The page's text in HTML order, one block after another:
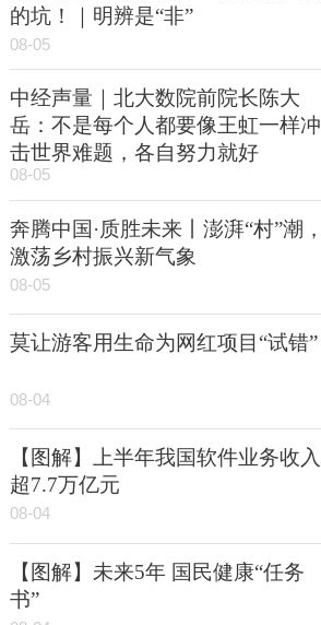
的坑！｜明辨是“非”
08-05
中经声量｜北大数院前院长陈大
岳：不是每个人都要像王虹一样冲
击世界难题，各自努力就好
08-05
奔腾中国·质胜未来丨澎湃“村”潮，
激荡乡村振兴新气象
08-05
莫让游客用生命为网红项目“试错”
08-04
【图解】上半年我国软件业务收入
超7.7万亿元
08-04
【图解】未来5年 国民健康“任务
书”